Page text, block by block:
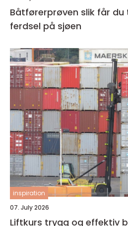
Båtførerprøven slik får du trygg og lovlig
ferdsel på sjøen
inspiration
07. July 2026
Liftkurs trygg og effektiv bruk av